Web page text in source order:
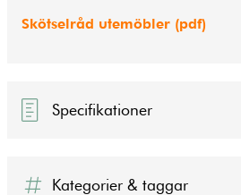
Skötselråd utemöbler (pdf)
Specifikationer
Kategorier & taggar